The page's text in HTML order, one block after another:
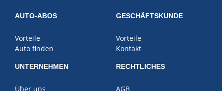
AUTO-ABOS
Vorteile
Auto finden
GESCHÄFTSKUNDE
Vorteile
Kontakt
UNTERNEHMEN
Über uns
RECHTLICHES
AGB